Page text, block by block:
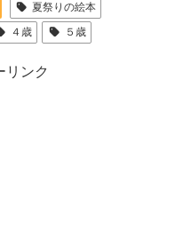
夏祭りの絵本
４歳 ５歳
リンク